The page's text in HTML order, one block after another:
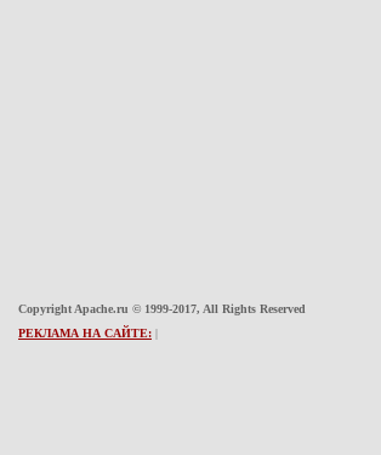
Copyright Apache.ru © 1999-2017, All Rights Reserved
РЕКЛАМА НА САЙТЕ: |